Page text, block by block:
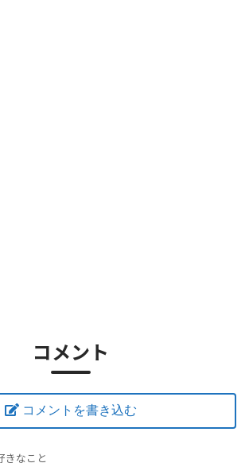
コメント
コメントを書き込む
きなこと